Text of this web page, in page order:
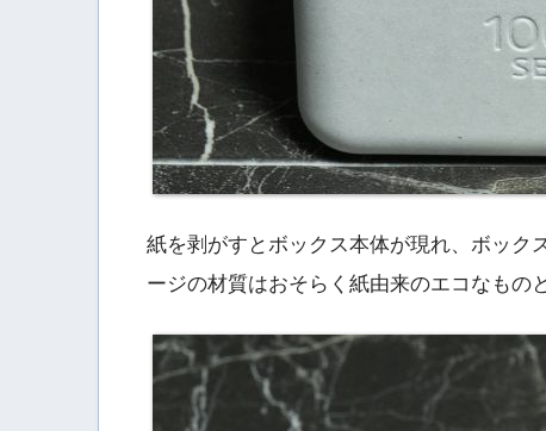
紙を剥がすとボックス本体が現れ、ボック
ージの材質はおそらく紙由来のエコなもの